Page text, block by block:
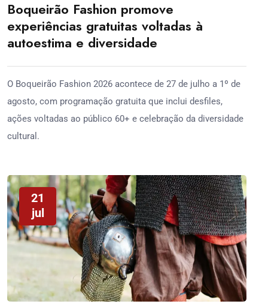
Boqueirão Fashion promove
experiências gratuitas voltadas à
autoestima e diversidade
O Boqueirão Fashion 2026 acontece de 27 de julho a 1º de
agosto, com programação gratuita que inclui desfiles,
ações voltadas ao público 60+ e celebração da diversidade
cultural.
21
jul